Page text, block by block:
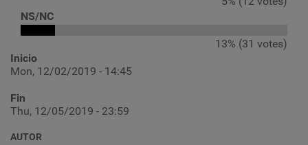
NS/NC
13% (31 votes)
Inicio
Mon, 12/02/2019 - 14:45
Fin
Thu, 12/05/2019 - 23:59
AUTOR